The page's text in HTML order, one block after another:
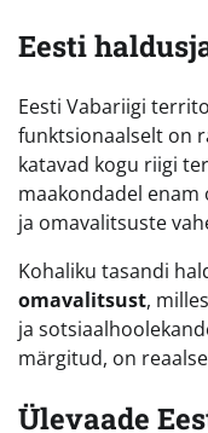
Eesti
Eesti Vabariigi
funktsionaalselt on
katavad kogu riigi
maakondadel
ja omavalitsuste
Kohaliku tasandi
omavalitsust,
ja
märgitud, on
Ülevaade